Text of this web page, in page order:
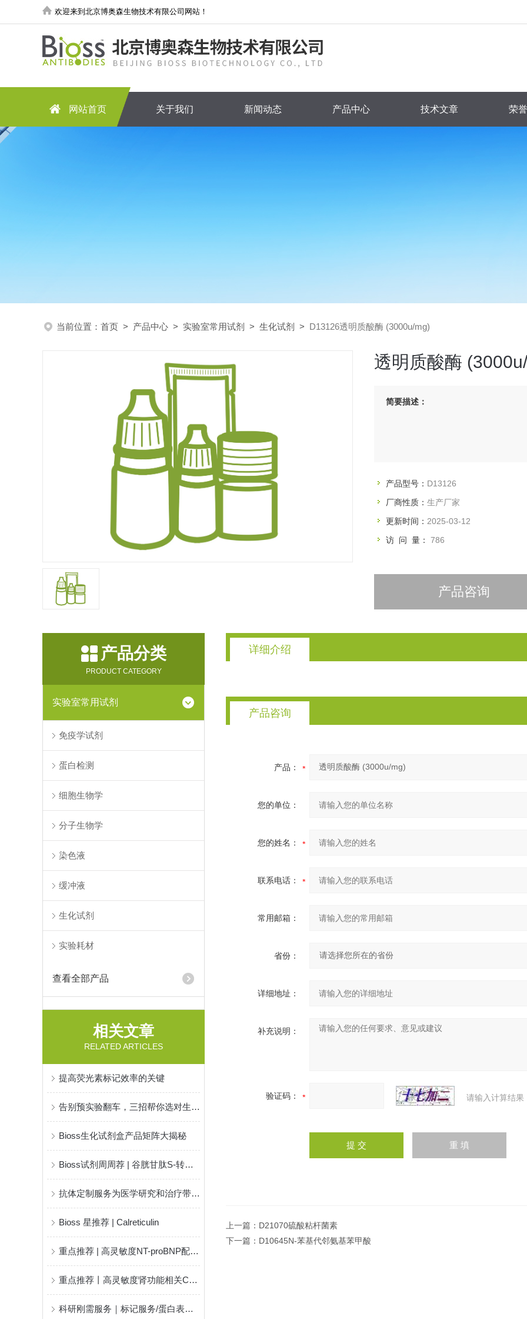
欢迎来到北京博奥森生物技术有限公司网站！
网站首页 关于我们 新闻动态 产品中心 技术文章 荣
当前位置： 首页 > 产品中心 > 实验室常用试剂 > 生化试剂 > D13126透明质酸酶 (3000u/mg)
透明质酸酶
简要描述：
产品型号： D13126
厂商性质： 生产厂家
更新时间： 2025-03-12
访 问 量： 786
产品咨询
产品分类
PRODUCT CATEGORY
实验室常用试剂
免疫学试剂
蛋白检测
细胞生物学
分子生物学
染色液
缓冲液
生化试剂
实验耗材
查看全部产品
相关文章
RELATED ARTICLES
提高荧光素标记效率的关键
告别预实验翻车，三招帮你选对生化试剂盒
Bioss生化试剂盒产品矩阵大揭秘
Bioss试剂周周荐 | 谷胱甘肽S-转移酶(GST)活性检测试剂盒
抗体定制服务为医学研究和治疗带来了新的希望和机遇
Bioss 星推荐 | Calreticulin
重点推荐 | 高灵敏度NT-proBNP配对抗体！
重点推荐丨高灵敏度肾功能相关Cys-C配对抗体！
科研刚需服务｜标记服务/蛋白表达纯化/多肽合成高效交付
详细介绍
产品咨询
产品：
您的单位：
您的姓名：
联系电话：
常用邮箱：
省份：
详细地址：
补充说明：
验证码： 请输入计算结果
上一篇： D21070硫酸粘杆菌素
下一篇： D10645N-苯基代邻氨基苯甲酸